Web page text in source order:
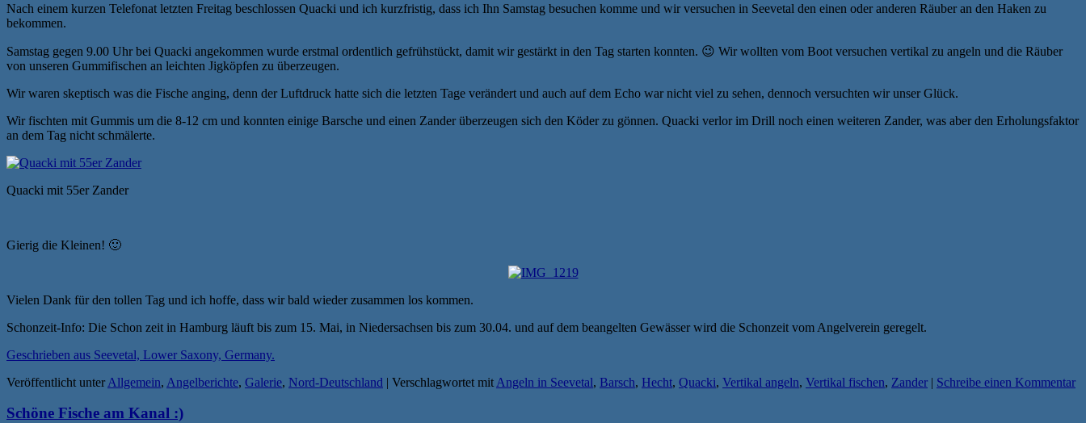
Nach einem kurzen Telefonat letzten Freitag beschlossen Quacki und ich kurzfristig, dass ich Ihn Samstag besuchen komme und wir versuchen in Seevetal den einen oder anderen Räuber an den Haken zu
bekommen.
Samstag gegen 9.00 Uhr bei Quacki angekommen wurde erstmal ordentlich gefrühstückt, damit wir gestärkt in den Tag starten konnten. 😉 Wir wollten vom Boot versuchen vertikal zu angeln und die Räuber
von unseren Gummifischen an leichten Jigköpfen zu überzeugen.
Wir waren skeptisch was die Fische anging, denn der Luftdruck hatte sich die letzten Tage verändert und auch auf dem Echo war nicht viel zu sehen, dennoch versuchten wir unser Glück.
Wir fischten mit Gummis um die 8-12 cm und konnten einige Barsche und einen Zander überzeugen sich den Köder zu gönnen. Quacki verlor im Drill noch einen weiteren Zander, was aber den Erholungsfaktor
an dem Tag nicht schmälerte.
Quacki mit 55er Zander
Gierig die Kleinen! 🙂
Vielen Dank für den tollen Tag und ich hoffe, dass wir bald wieder zusammen los kommen.
Schonzeit-Info: Die Schon zeit in Hamburg läuft bis zum 15. Mai, in Niedersachsen bis zum 30.04. und auf dem beangelten Gewässer wird die Schonzeit vom Angelverein geregelt.
Geschrieben aus Seevetal, Lower Saxony, Germany.
Veröffentlicht unter Allgemein, Angelberichte, Galerie, Nord-Deutschland | Verschlagwortet mit Angeln in Seevetal, Barsch, Hecht, Quacki, Vertikal angeln, Vertikal fischen, Zander | Schreibe einen Kommentar
Schöne Fische am Kanal :)